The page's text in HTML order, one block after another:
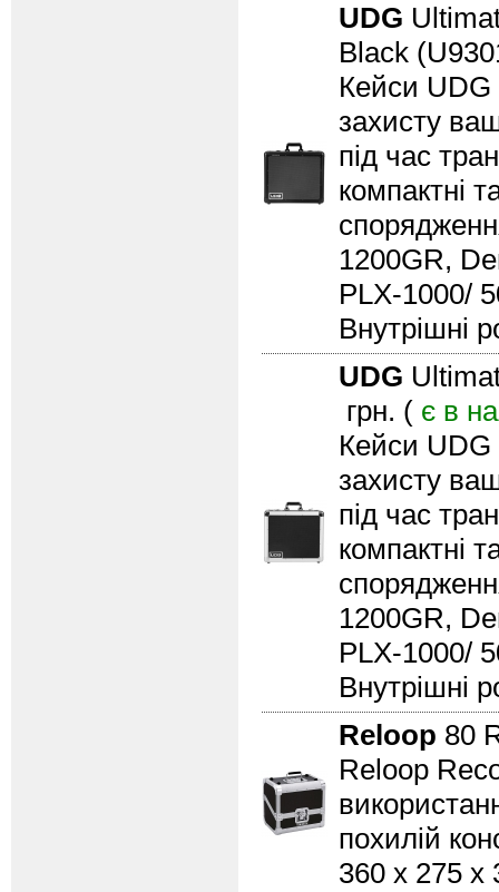
UDG
Black
Кейси UDG
захисту
під час
компактні
1200GR,
PLX-1000/
Внутрішні
UDG
грн. ( є в
Кейси UDG
захисту
під час
компактні
1200GR,
PLX-1000/
Внутрішні
Reloop 80
Reloop
похилій
360 x 275 x